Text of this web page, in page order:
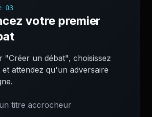
03
votre premier
"Créer un débat", choisissez
attendez qu'un adversaire
titre accrocheur